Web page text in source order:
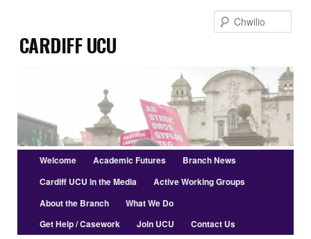
cynnwys
cynraddCardiff UCU
Prif
ddewislen
Welcome Academic Futures
Branch News
Cardiff UCU in the Media
Active Working Groups
About the Branch
What We Do
Get Help / Casework
Join UCU Contact Us